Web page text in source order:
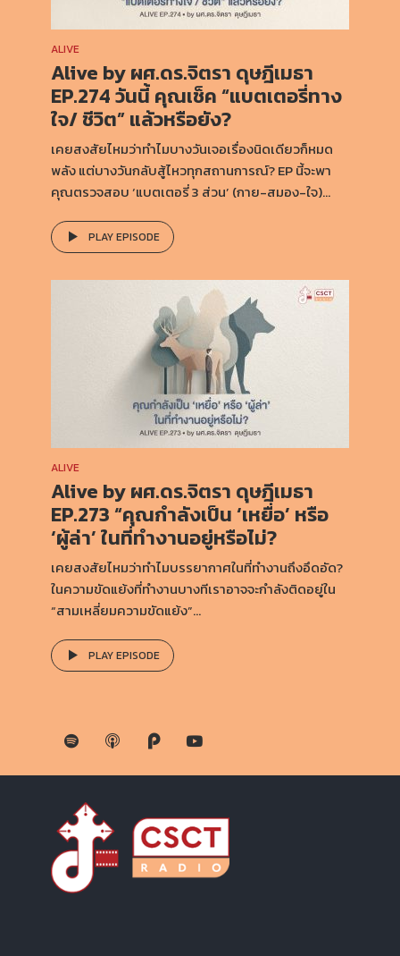
ALIVE
Alive by ผศ.ดร.จิตรา ดุษฎีเมธา
EP.274 วันนี้ คุณเช็ค “แบตเตอรี่ทาง
ใจ/ ชีวิต” แล้วหรือยัง?
เคยสงสัยไหมว่าทำไมบางวันเจอเรื่องนิดเดียวก็หมด
พลัง แต่บางวันกลับสู้ไหวทุกสถานการณ์? EP นี้จะพา
คุณตรวจสอบ ‘แบตเตอรี่ 3 ส่วน’ (กาย-สมอง-ใจ)...
PLAY EPISODE
ALIVE
Alive by ผศ.ดร.จิตรา ดุษฎีเมธา
EP.273 “คุณกำลังเป็น ‘เหยื่อ’ หรือ
‘ผู้ล่า’ ในที่ทำงานอยู่หรือไม่?
เคยสงสัยไหมว่าทำไมบรรยากาศในที่ทำงานถึงอึดอัด?
ในความขัดแย้งที่ทำงานบางทีเราอาจจะกำลังติดอยู่ใน
“สามเหลี่ยมความขัดแย้ง”...
PLAY EPISODE